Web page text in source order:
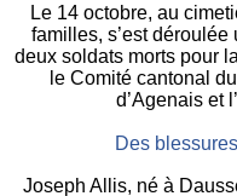
Le 14 octobre, au
familles, s’est déroulée
deux soldats morts pour
le Comité cantonal
d’Agenais et
Des
Joseph Allis, né à